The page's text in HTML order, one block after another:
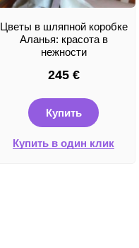
Цветы в шляпной коробке
Аланья: красота в
нежности
245 €
Купить
Купить в один клик